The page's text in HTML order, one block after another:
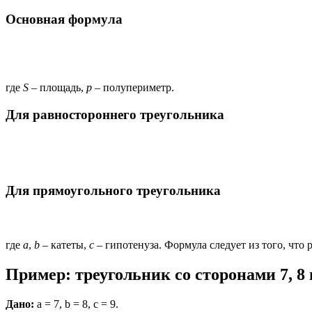
Основная формула
где S – площадь, p – полупериметр.
Для равностороннего треугольника
Для прямоугольного треугольника
где a, b – катеты, c – гипотенуза. Формула следует из того, что
Пример: треугольник со сторонами 7, 8
Дано: a = 7, b = 8, c = 9.